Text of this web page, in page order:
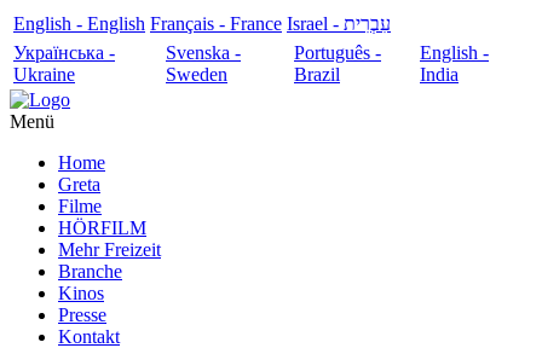
English - English Français - France
עִבְרִית - Israel
Українська -
Ukraine
Svenska -
Sweden
Português -
Brazil
English -
India
Menü
Home
Greta
Filme
HÖRFILM
Mehr Freizeit
Branche
Kinos
Presse
Kontakt